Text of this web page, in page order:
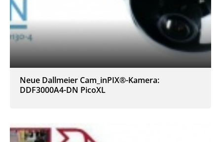
Neue Dallmeier Cam_inPIX®-Kamera:
DDF3000A4-DN PicoXL